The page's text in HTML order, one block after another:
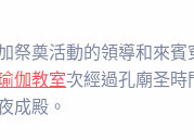
祭奠活動的領導和來
伽教室次經過孔廟圣時
成殿。